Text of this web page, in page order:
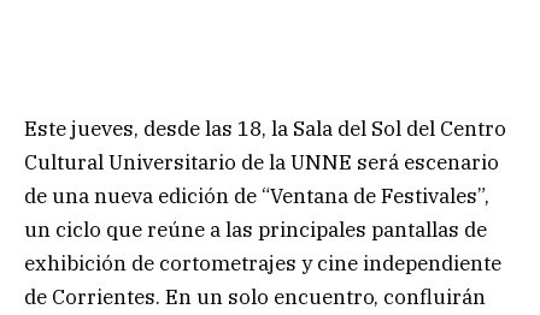
Este jueves, desde las 18, la Sala del Sol del Centro
Cultural Universitario de la UNNE será escenario
de una nueva edición de “Ventana de Festivales”,
un ciclo que reúne a las principales pantallas de
exhibición de cortometrajes y cine independiente
de Corrientes. En un solo encuentro, confluirán